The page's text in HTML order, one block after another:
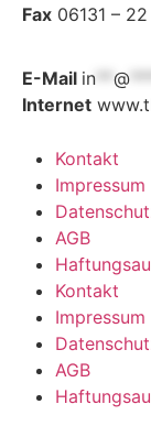
Fax 06131 –
E-Mail in ** @
Internet
Kontakt
Impressum
AGB
Kontakt
Impressum
AGB